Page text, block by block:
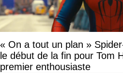
« On a tout un plan »
le début de la fin pour Tom
premier enthousiaste